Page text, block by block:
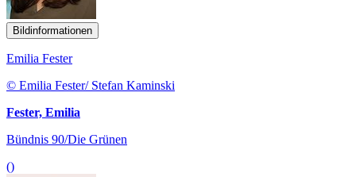
Bildinformationen
Emilia Fester
© Emilia Fester/ Stefan Kaminski
Fester, Emilia
Bündnis 90/Die Grünen
()